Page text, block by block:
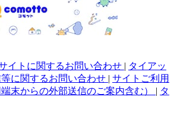
イトに関するお問い合わせ | タイアッ
に関するお問い合わせ | サイトご利用
末からの外部送信のご案内含む） | タ